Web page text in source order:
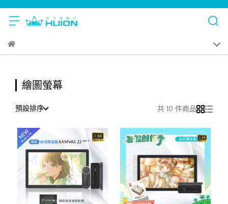
繪圖螢幕
預設排序 共 10 件商品